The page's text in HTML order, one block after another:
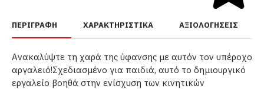
ΠΕΡΙΓΡΑΦΉ ΧΑΡΑΚΤΗΡΙΣΤΙΚΆ ΑΞΙΟΛΟΓΉΣΕΙΣ
Ανακαλύψτε τη χαρά της ύφανσης με αυτόν τον υπέροχο
αργαλειό!Σχεδιασμένο για παιδιά, αυτό το δημιουργικό
εργαλείο βοηθά στην ενίσχυση των κινητικών